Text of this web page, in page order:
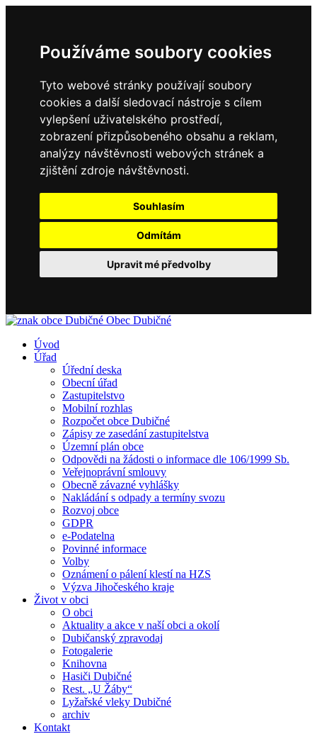
Používáme soubory cookies
Tyto webové stránky používají soubory
cookies a další sledovací nástroje s cílem
vylepšení uživatelského prostředí,
zobrazení přizpůsobeného obsahu a reklam,
analýzy návštěvnosti webových stránek a
zjištění zdroje návštěvnosti.
Souhlasím
Odmítám
Upravit mé předvolby
Obec Dubičné
Úvod
Úřad
Úřední deska
Obecní úřad
Zastupitelstvo
Mobilní rozhlas
Rozpočet obce Dubičné
Zápisy ze zasedání zastupitelstva
Územní plán obce
Odpovědi na žádosti o informace dle 106/1999 Sb.
Veřejnoprávní smlouvy
Obecně závazné vyhlášky
Nakládání s odpady a termíny svozu
Rozvoj obce
GDPR
e-Podatelna
Povinné informace
Volby
Oznámení o pálení klestí na HZS
Výzva Jihočeského kraje
Život v obci
O obci
Aktuality a akce v naší obci a okolí
Dubičanský zpravodaj
Fotogalerie
Knihovna
Hasiči Dubičné
Rest. „U Žáby“
Lyžařské vleky Dubičné
archiv
Kontakt